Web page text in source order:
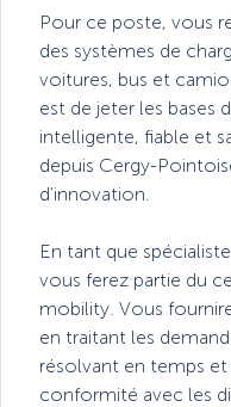
Pour ce poste, vous
des systèmes de
voitures, bus et
est de jeter les bases
intelligente, fiable et
depuis Cergy-
d'innovation.
En tant que
vous ferez partie du
mobility. Vous
en traitant les
résolvant en temps
conformité avec les